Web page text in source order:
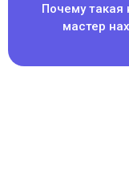
Почему такая
мастер